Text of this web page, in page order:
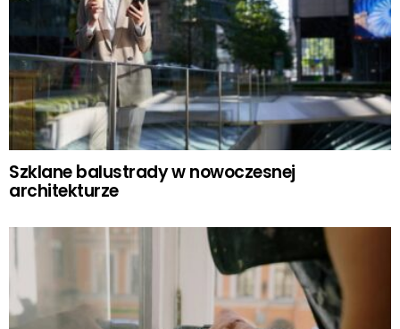
Szklane balustrady w nowoczesnej
architekturze